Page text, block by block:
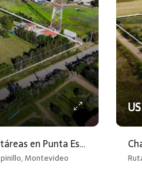
Chacra en venta 1,6 hectáreas en Punta Espinillo Montevideo Rural
Montevideo